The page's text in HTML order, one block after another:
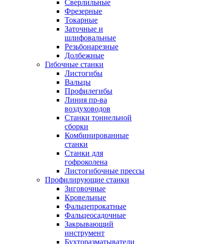
Сверлильные
Фрезерные
Токарные
Заточные и
шлифовальные
Резьбонарезные
Долбежные
Гибочные станки
Листогибы
Вальцы
Профилегибы
Линия пр-ва
воздуховодов
Станки тоннельной
сборки
Комбинированные
станки
Станки для
гофроколена
Листогибочные прессы
Профилирующие станки
Зиговочные
Кровельные
Фальцепрокатные
Фальцеосадочные
Закрывающий
инструмент
Бухторазматыватели